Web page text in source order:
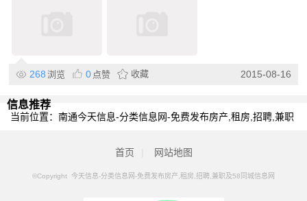
268 浏览 0 点赞 收藏 2015-08-16
信息推荐
当前位置： 南通今天信息-分类信息网-免费发布房产,租房,招聘,兼职
首页 网站地图
©Copyright 今天信息-分类信息网-免费发布房产,租房,招聘,兼职及58同城信息网